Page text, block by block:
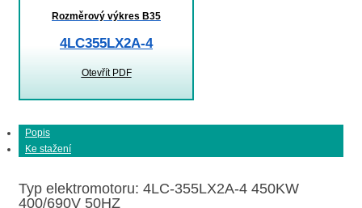
Rozměrový výkres B35
4LC355LX2A-4
Otevřít PDF
Popis
Ke stažení
Typ elektromotoru: 4LC-355LX2A-4 450KW
400/690V 50HZ